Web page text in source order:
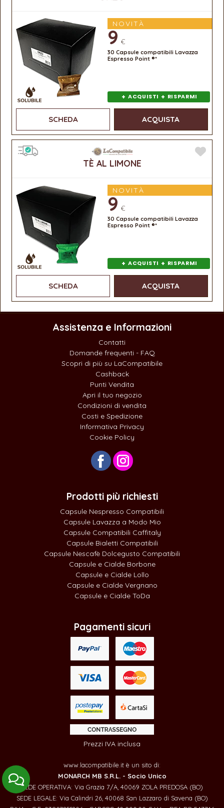
NOVITÀ
9 €
30 Capsule compatibili Lavazza
Espresso Point ®*
+ ACQUISTI + RISPARMI
SCHEDA ACQUISTA
TÈ AL LIMONE
NOVITÀ
9 €
30 Capsule compatibili Lavazza
Espresso Point ®*
+ ACQUISTI + RISPARMI
SCHEDA ACQUISTA
Assistenza e Informazioni
Contatti
Domande frequenti - FAQ
Scopri di più su LaCompatibile
Cashback
Punti Vendita
Apri il tuo negozio
Condizioni di vendita
Costi e Spedizione
Informativa Privacy
Cookie Policy
Prodotti più richiesti
Capsule Nespresso Compatibili
Capsule Lavazza a Modo Mio
Capsule Compatibili Caffitaly
Capsule Bialetti Compatibili
Capsule Nescafè Dolcegusto Compatibili
Capsule e Cialde Borbone
Capsule e Cialde Lollo
Capsule e Cialde Vergnano
Capsule e Cialde ToDa
Pagamenti sicuri
Prezzi IVA inclusa
www.lacompatibile.it è un sito di:
MONARCH MB S.R.L. - Socio Unico
SEDE OPERATIVA: Via Grazia 7/A, 40069 ZOLA PREDOSA (BO)
SEDE LEGALE: Via Calindri 26, 40068 San Lazzaro di Savena (BO)